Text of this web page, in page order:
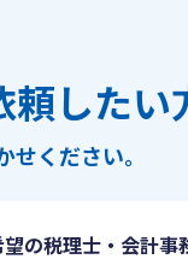
したい
せください。
の税理士・会計事